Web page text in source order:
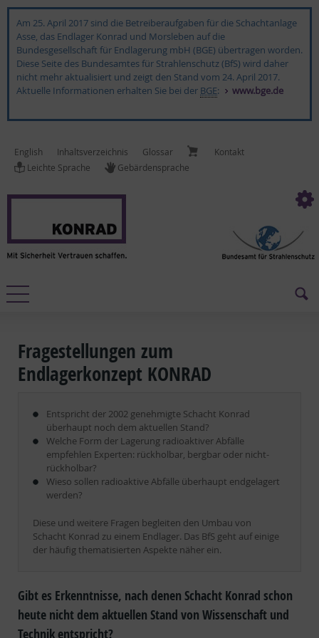
Am 25. April 2017 sind die Betreiberaufgaben für die Schachtanlage
Asse, das Endlager Konrad und Morsleben auf die
Bundesgesellschaft für Endlagerung mbH (BGE) übertragen worden.
Diese Seite des Bundesamtes für Strahlenschutz (BfS) wird daher
nicht mehr aktualisiert und zeigt den Stand vom 24. April 2017.
Aktuelle Informationen erhalten Sie bei der BGE: www.bge.de
English In­halts­ver­zeich­nis Glossar
Kon­takt
Leich­te Spra­che
Ge­bär­den­spra­che
Fragestellungen zum
Endlagerkonzept KONRAD
Entspricht der 2002 genehmigte Schacht Konrad
überhaupt noch dem aktuellen Stand?
Welche Form der Lagerung radioaktiver Abfälle
empfehlen Experten: rückholbar, bergbar oder nicht-
rückholbar?
Wieso sollen radioaktive Abfälle überhaupt endgelagert
werden?
Diese und weitere Fragen begleiten den Umbau von
Schacht Konrad zu einem Endlager. Das BfS geht auf einige
der häufig thematisierten Aspekte näher ein.
Gibt es Erkenntnisse, nach denen Schacht Konrad schon
heute nicht dem aktuellen Stand von Wissenschaft und
Technik entspricht?